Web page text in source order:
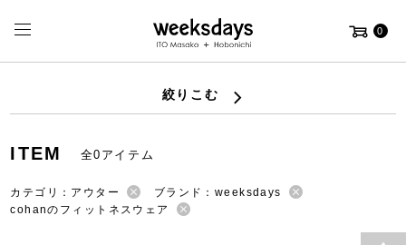
0
絞りこむ
ITEM 全0アイテム
カテゴリ：アウター
ブランド：weeksdays
cohanのフィットネスウェア